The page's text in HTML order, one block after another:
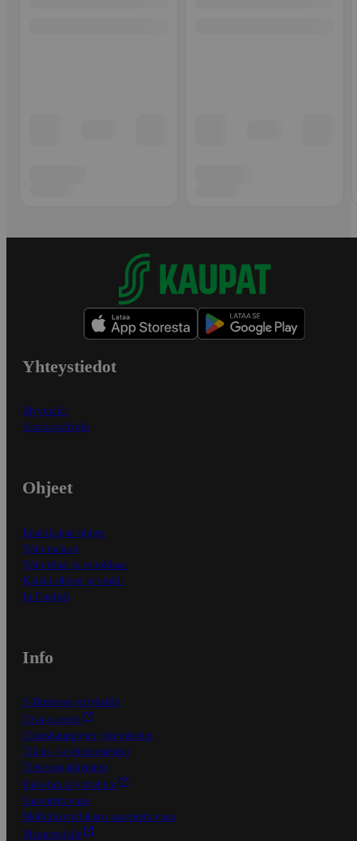
Yhteystiedot
Myymälät
Asiakaspalvelu
Ohjeet
Ensitilaajan ohjeet
Näin maksat
Näin tilaat ja muokkaat
Kaikki ohjeet ja vinkit
In English
Info
S-Business yrityksille
Oiva-raportit
Osuuskauppojen yhteystiedot
Tilaus- ja toimitusehdot
Tietosuojakäytäntö
Palvelun käyttöehdot
Saavutettavuus
Mobiilisovelluksen saavutettavuus
Mainostajalle